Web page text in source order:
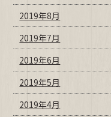
2019年8月
2019年7月
2019年6月
2019年5月
2019年4月